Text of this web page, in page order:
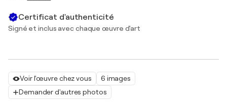
Voir l'œuvre chez vous
6 images
Demander d'autres photos
Certificat d'authenticité
Signé et inclus avec chaque œuvre d'art